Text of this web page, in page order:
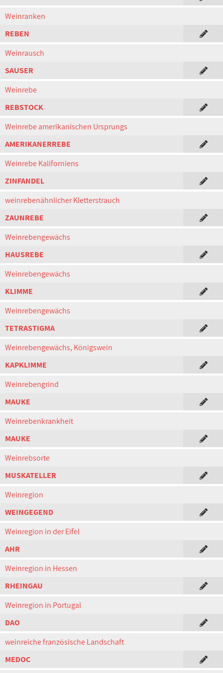
Weinranken
REBEN
Weinrausch
SAUSER
Weinrebe
REBSTOCK
Weinrebe amerikanischen Ursprungs
AMERIKANERREBE
Weinrebe Kaliforniens
ZINFANDEL
weinrebenähnlicher Kletterstrauch
ZAUNREBE
Weinrebengewächs
HAUSREBE
Weinrebengewächs
KLIMME
Weinrebengewächs
TETRASTIGMA
Weinrebengewächs, Königswein
KAPKLIMME
Weinrebengrind
MAUKE
Weinrebenkrankheit
MAUKE
Weinrebsorte
MUSKATELLER
Weinregion
WEINGEGEND
Weinregion in der Eifel
AHR
Weinregion in Hessen
RHEINGAU
Weinregion in Portugal
DAO
weinreiche französische Landschaft
MEDOC